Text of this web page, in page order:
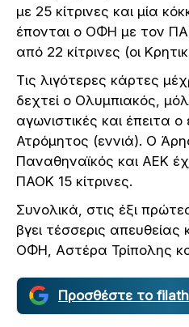
με 25 κίτρινες και μία
έπονται ο ΟΦΗ με τον
από 22 κίτρινες (οι
Τις λιγότερες κάρτες
δεχτεί ο Ολυμπιακός,
αγωνιστικές και έπειτα
Ατρόμητος (εννιά). Ο
Παναθηναϊκός και ΑΕΚ
ΠΑΟΚ 15 κίτρινες.
Συνολικά, στις έξι
βγει τέσσερις απευθείας
ΟΦΗ, Αστέρα Τρίπολης
Προσθέστε το